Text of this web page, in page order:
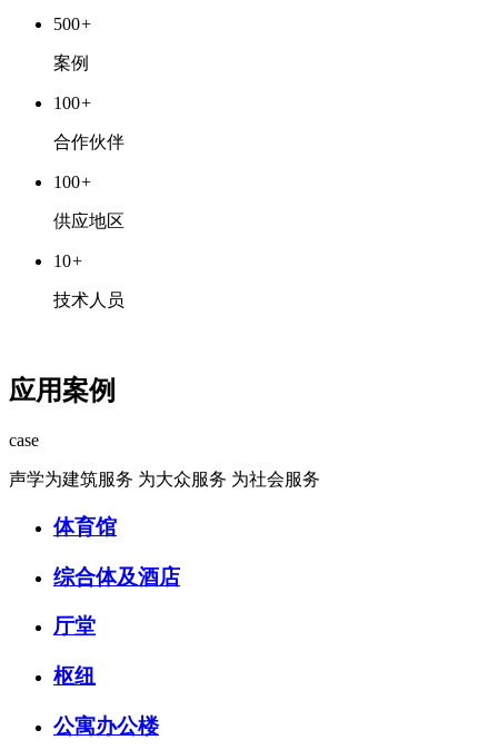
500+
案例
100+
合作伙伴
100+
供应地区
10+
技术人员
应用案例
case
声学为建筑服务 为大众服务 为社会服务
体育馆
综合体及酒店
厅堂
枢纽
公寓办公楼